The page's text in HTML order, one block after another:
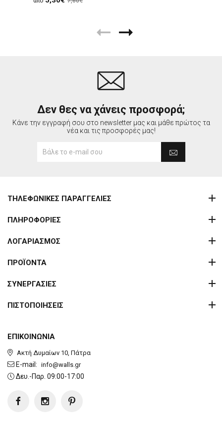
Δεν θες να χάνεις προσφορά;
Κάνε την εγγραφή σου στο newsletter μας και μάθε πρώτος τα
νέα και τις προσφορές μας!
ΕΠΙΚΟΙΝΩΝΙΑ
Ακτή Δυμαίων 10, Πάτρα
E-mail: info@walls.gr
Δευ.-Παρ. 09:00-17:00
ΤΗΛΕΦΩΝΙΚΕΣ ΠΑΡΑΓΓΕΛΙΕΣ
ΠΛΗΡΟΦΟΡΙΕΣ
ΛΟΓΑΡΙΑΣΜΟΣ
ΠΡΟΪΟΝΤΑ
ΣΥΝΕΡΓΑΣΙΕΣ
ΠΙΣΤΟΠΟΙΗΣΕΙΣ